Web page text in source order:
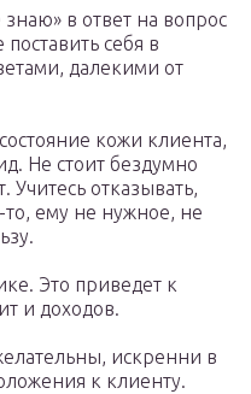
в ответ на вопрос
себя в
далекими от
кожи клиента,
Не стоит бездумно
Учитесь отказывать,
то, ему не нужное, не
Это приведет к
и доходов.
искренни в
к клиенту.